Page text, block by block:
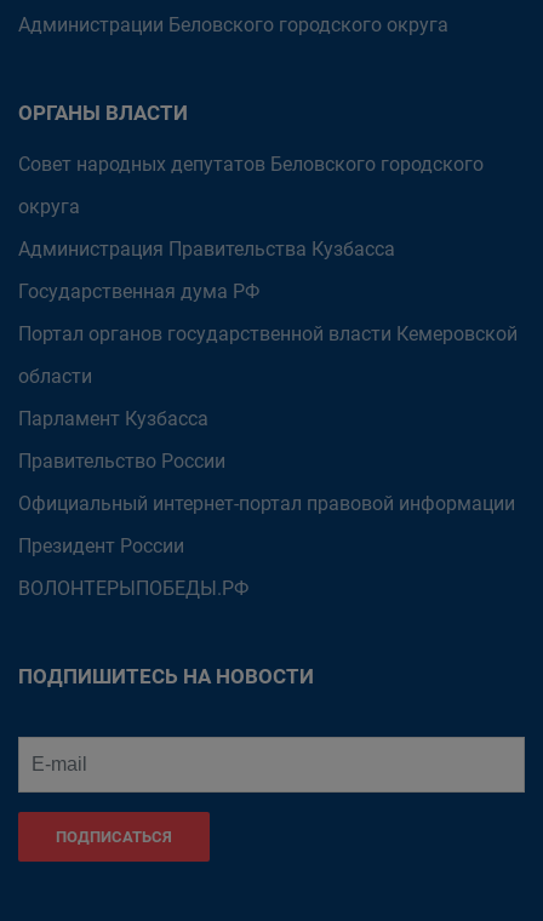
Администрации Беловского городского округа
ОРГАНЫ ВЛАСТИ
Совет народных депутатов Беловского городского
округа
Администрация Правительства Кузбасса
Государственная дума РФ
Портал органов государственной власти Кемеровской
области
Парламент Кузбасса
Правительство России
Официальный интернет-портал правовой информации
Президент России
ВОЛОНТЕРЫПОБЕДЫ.РФ
ПОДПИШИТЕСЬ НА НОВОСТИ
ПОДПИСАТЬСЯ